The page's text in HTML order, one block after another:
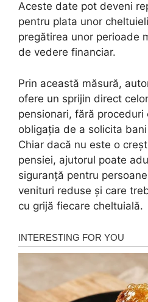
Aceste date pot deveni
pentru plata unor
pregătirea unor perioade
de vedere financiar.
Prin această măsură,
ofere un sprijin direct
pensionari, fără proceduri
obligația de a solicita
Chiar dacă nu este o
pensiei, ajutorul poate
siguranță pentru
venituri reduse și care
cu grijă fiecare cheltuială.